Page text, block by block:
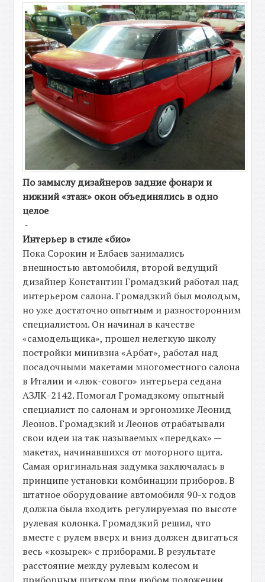
По замыслу дизайнеров задние фонари и
нижний «зтаж» окон объединялись в одно
целое
-
Интерьер в стиле «био»
Пока Сорокин и Елбаев занимались
внешностью автомобиля, второй ведущий
дизайнер Константин Громадзкий работал над
интерьером салона. Громадзкий был молодым,
но уже достаточно опытным и разносторонним
специалистом. Он начинал в качестве
«самодельщика», прошел нелегкую школу
постройки минивзна «Арбат», работал над
посадочными макетами многоместного салона
в Италии и «люк-сового» интерьера седана
АЗЛК-2142. Помогал Громадзкому опытный
специалист по салонам и эргономике Леонид
Леонов. Громадзкий и Леонов отрабатывали
свои идеи на так называемых «передках» —
макетах, начинавшихся от моторного щита.
Самая оригинальная задумка заключалась в
принципе установки комбинации приборов. В
штатное оборудование автомобиля 90-х годов
должна была входить регулируемая по высоте
рулевая колонка. Громадзкий решил, что
вместе с рулем вверх и вниз должен двигаться
весь «козырек» с приборами. В результате
расстояние между рулевым колесом и